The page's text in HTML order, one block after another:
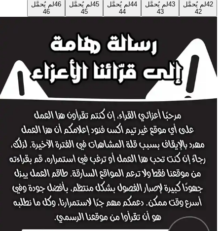
42لم يُحمَّل
42
43لم يُحمَّل
43
44لم يُحمَّل
44
45لم يُحمَّل
45
46لم يُحمَّل
46